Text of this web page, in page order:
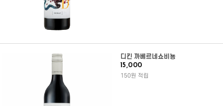
디킨 까베르네쇼비뇽
15,000
150원 적립